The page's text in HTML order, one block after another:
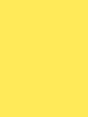
war seitdem